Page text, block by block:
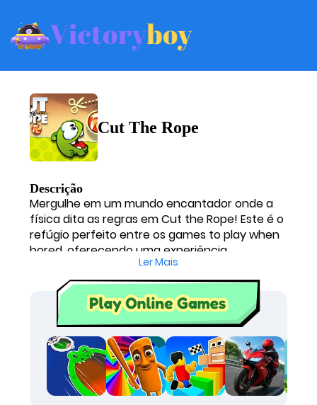
Cut The Rope
Descrição
Mergulhe em um mundo encantador onde a
física dita as regras em Cut the Rope! Este é o
refúgio perfeito entre os games to play when
bored, oferecendo uma experiência
visualmente deslumbrante protagonizada por
Om Nom, uma adorável e esfomeada
criaturinha verde. A estética do jogo é um
deleite absoluto, com cores vibrantes e
animações expressivas que dão vida a cada
cenário desafiador. Eu me peguei maravilhado
com o design impecável dos níveis e o charme
irresistível de Om Nom. Se você busca free
online games para se perder em um universo
Ler Mais